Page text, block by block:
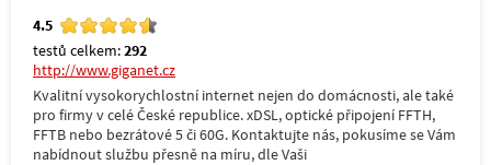
4.5
testů celkem:292
http://www.giganet.cz
Kvalitní vysokorychlostní internet nejen do domácnosti, ale také
pro firmy v celé České republice. xDSL, optické připojení FFTH,
FFTB nebo bezrátové 5 či 60G. Kontaktujte nás, pokusíme se Vám
nabídnout službu přesně na míru, dle Vaši